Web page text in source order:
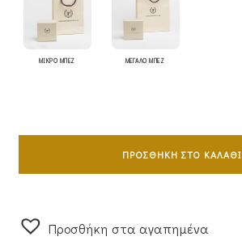
ΜΙΚΡΟ ΜΠΕΖ ΜΕΓΑΛΟ ΜΠΕΖ
Σταυρός
Με
Λευκόχρυσος
ΠΡΟΣΘΉΚΗ ΣΤΟ ΚΑΛΆΘΙ
Προσθήκη στα αγαπημένα